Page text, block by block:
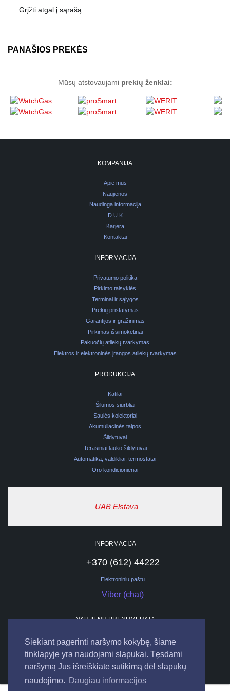
Siekiant pagerinti naršymo kokybę, šiame
tinklapyje yra naudojami slapukai. Tęsdami
naršymą Jūs išreiškiate sutikimą dėl slapukų
naudojimo. Daugiau informacijos
Grįžti atgal į sąrašą
PANAŠIOS PREKĖS
Mūsų atstovaujami prekių ženklai:
KOMPANIJA
Apie mus
Naujienos
Naudinga informacija
D.U.K
Karjera
Kontaktai
INFORMACIJA
Privatumo politika
Pirkimo taisyklės
Terminai ir sąlygos
Prekių pristatymas
Garantijos ir grąžinimas
Pirkimas išsimokėtinai
Pakuočių atliekų tvarkymas
Elektros ir elektroninės įrangos atliekų tvarkymas
PRODUKCIJA
Katilai
Šilumos siurbliai
Saulės kolektoriai
Akumuliacinės talpos
Šildytuvai
Terasiniai lauko šildytuvai
Automatika, valdikliai, termostatai
Oro kondicionieriai
UAB Elstava
INFORMACIJA
+370 (612) 44222
Elektroniniu paštu
Viber (chat)
NAUJIENŲ PRENUMERATA